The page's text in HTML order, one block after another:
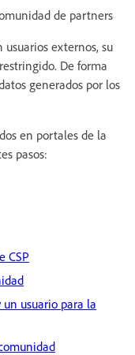
de partners
usuarios externos, su
De forma
generados por los
en portales de la
pasos:
CSP
usuario para la